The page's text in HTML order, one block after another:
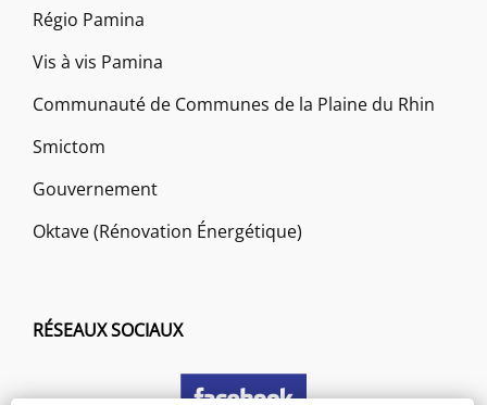
Régio Pamina
Vis à vis Pamina
Communauté de Communes de la Plaine du Rhin
Smictom
Gouvernement
Oktave (Rénovation Énergétique)
RÉSEAUX SOCIAUX